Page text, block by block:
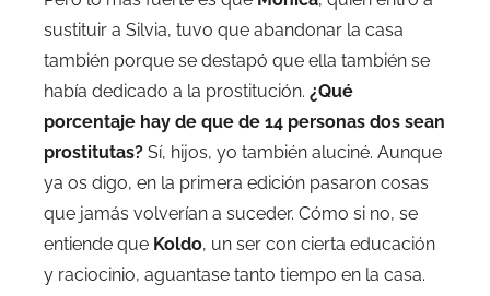
sustituir a Silvia, tuvo que abandonar la casa
también porque se destapó que ella también se
había dedicado a la prostitución. ¿Qué
porcentaje hay de que de 14 personas dos sean
prostitutas? Sí, hijos, yo también aluciné. Aunque
ya os digo, en la primera edición pasaron cosas
que jamás volverían a suceder. Cómo si no, se
entiende que Koldo, un ser con cierta educación
y raciocinio, aguantase tanto tiempo en la casa.